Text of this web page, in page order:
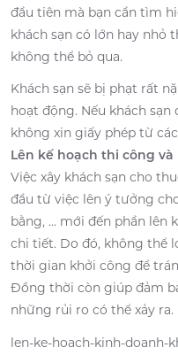
đầu tiên mà bạn cần tìm
khách sạn có lớn hay nhỏ
không thể bỏ qua.
Khách sạn sẽ bị phạt rất
hoạt động. Nếu khách
không xin giấy phép từ
Lên kế hoạch thi công
Việc xây khách sạn cho
đầu từ việc lên ý tưởng
bằng, … mới đến phần lên
chi tiết. Do đó, không thể
thời gian khởi công để
Đồng thời còn giúp đảm
những rủi ro có thể xảy ra.
len-ke-hoach-kinh-doanh-